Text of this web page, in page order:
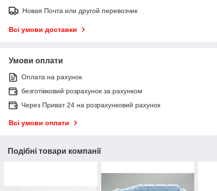
Новая Почта или другой перевозчик
Всі умови доставки
Умови оплати
Оплата на рахунок
безготівковий розрахунок за рахунком
Через Приват 24 на розрахунковий рахунок
Всі умови оплати
Подібні товари компанії